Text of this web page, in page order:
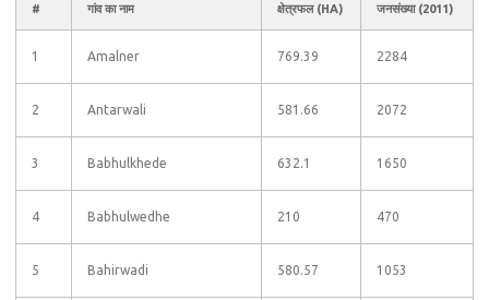
# गांव का नाम क्षेत्रफल (HA) जनसंख्या (2011)
1 Amalner 769.39 2284
2 Antarwali 581.66 2072
3 Babhulkhede 632.1 1650
4 Babhulwedhe 210 470
5 Bahirwadi 580.57 1053